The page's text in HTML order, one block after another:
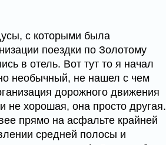
с которыми была
поездки по Золотому
в отель. Вот тут то я начал
необычный, не нашел с чем
дорожного движения
не хорошая, она просто другая.
прямо на асфальте крайней
средней полосы и